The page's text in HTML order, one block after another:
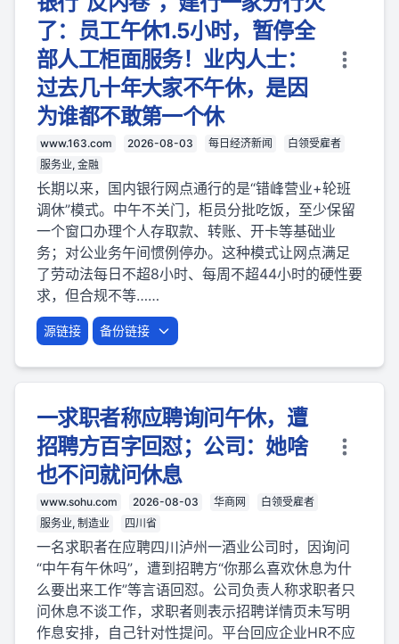
了：员工午休1.5小时，暂停全
部人工柜面服务！业内人士：
过去几十年大家不午休，是因
为谁都不敢第一个休
www.163.com 2026-08-03 每日经济新闻
白领受雇者
服务业, 金融
长期以来，国内银行网点通行的是“错峰营业+轮班
调休”模式。中午不关门，柜员分批吃饭，至少保留
一个窗口办理个人存取款、转账、开卡等基础业
务；对公业务午间惯例停办。这种模式让网点满足
了劳动法每日不超8小时、每周不超44小时的硬性要
求，但合规不等……
源链接 备份链接
一求职者称应聘询问午休，遭
招聘方百字回怼；公司：她啥
也不问就问休息
www.sohu.com 2026-08-03 华商网
白领受雇者
服务业, 制造业
四川省
一名求职者在应聘四川泸州一酒业公司时，因询问
“中午有午休吗”，遭到招聘方“你那么喜欢休息为什
么要出来工作”等言语回怼。公司负责人称求职者只
问休息不谈工作，求职者则表示招聘详情页未写明
作息安排，自己针对性提问。平台回应企业HR不应